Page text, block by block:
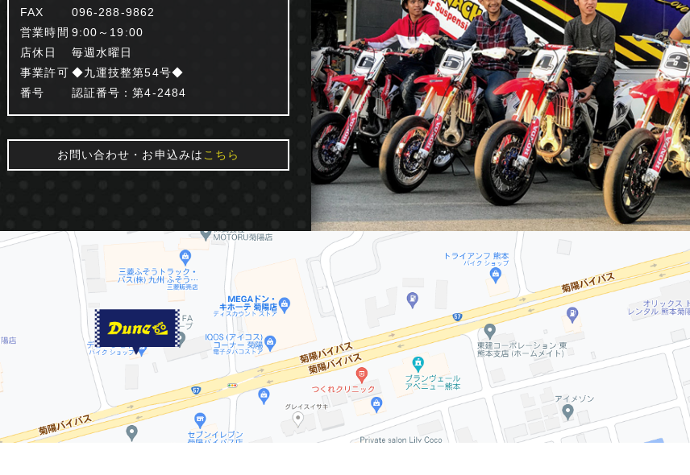
FAX
096-288-9862
営業時間 9:00～19:00
店休日
毎週水曜日
事業許可
番号
◆九運技整第54号◆
認証番号：第4-2484
お問い合わせ・お申込みは こちら